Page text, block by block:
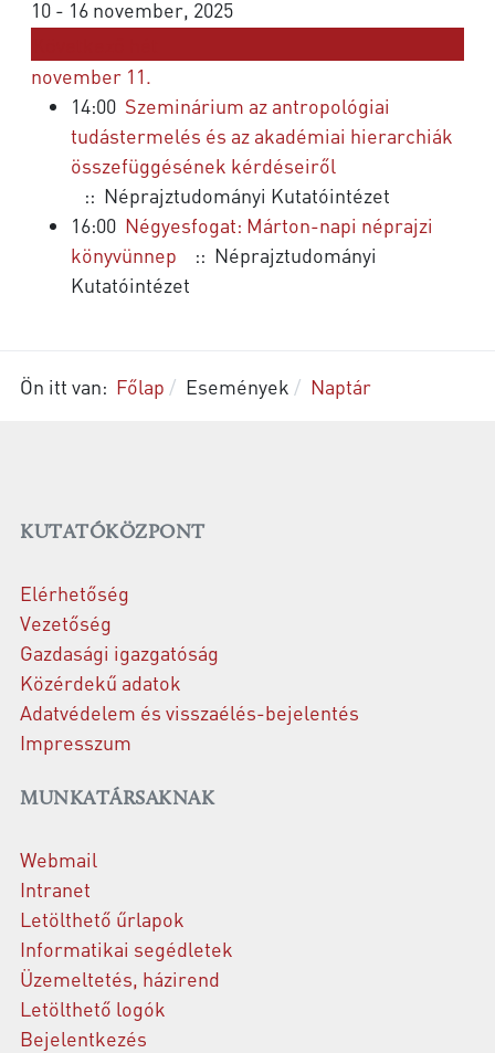
10 - 16 november, 2025
november 11.
14:00 Szeminárium az antropológiai
tudástermelés és az akadémiai hierarchiák
összefüggésének kérdéseiről
:: Néprajztudományi Kutatóintézet
16:00 Négyesfogat: Márton-napi néprajzi
könyvünnep
:: Néprajztudományi
Kutatóintézet
Ön itt van: Főlap Események Naptár
KUTATÓKÖZPONT
Elérhetőség
Vezetőség
Gazdasági igazgatóság
Közérdekű adatok
Adatvédelem és visszaélés-bejelentés
Impresszum
MUNKATÁRSAKNAK
Webmail
Intranet
Letölthető űrlapok
Informatikai segédletek
Üzemeltetés, házirend
Letölthető logók
Bejelentkezés